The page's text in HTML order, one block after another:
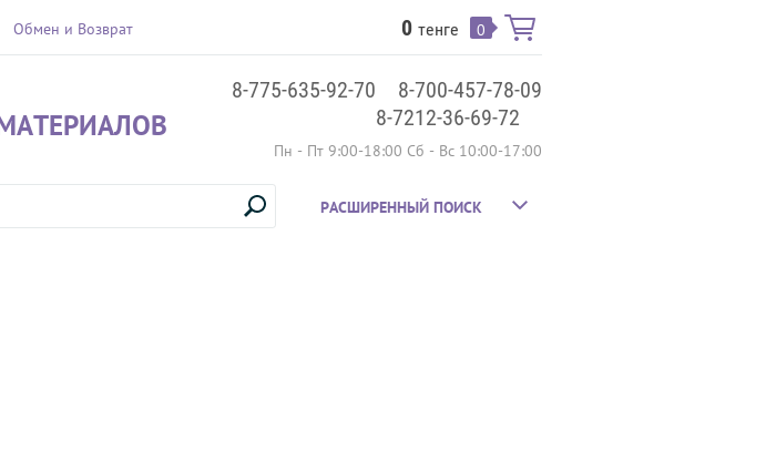
Обмен и Возврат 0 тенге 0
8-775-635-92-70
8-700-457-78-09
8-7212-36-69-72
Пн - Пт 9:00-18:00 Сб - Вс 10:00-17:00
РАСШИРЕННЫЙ ПОИСК